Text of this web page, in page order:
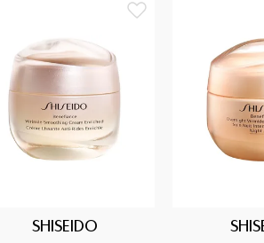
SHISEIDO